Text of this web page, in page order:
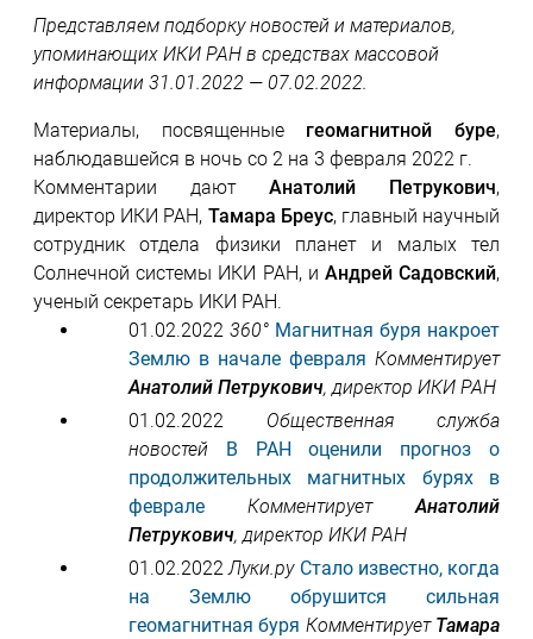
Представляем подборку новостей и материалов,
упоминающих ИКИ РАН в средствах массовой
информации 31.01.2022 — 07.02.2022.
Материалы, посвященные геомагнитной буре,
наблюдавшейся в ночь со 2 на 3 февраля 2022 г.
Комментарии даютАнатолий Петрукович,
директор ИКИ РАН, Тамара Бреус, главный научный
сотрудник отдела физики планет и малых тел
Солнечной системы ИКИ РАН, иАндрей Садовский,
ученый секретарь ИКИ РАН.
01.02.2022360° Магнитная буря накроет
Землю в начале февраля Комментирует
Анатолий Петрукович, директор ИКИ РАН
01.02.2022 Общественная служба
новостей
В РАН оценили прогноз о
продолжительных магнитных бурях в
феврале
КомментируетАнатолий
Петрукович, директор ИКИ РАН
01.02.2022Луки.ру Стало известно, когда
на Землю обрушится сильная
геомагнитная буря Комментирует Тамара